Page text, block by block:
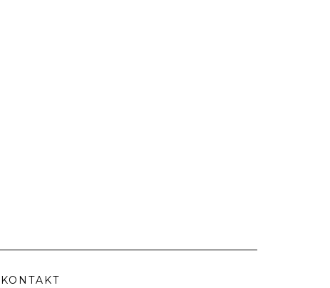
KONTAKT